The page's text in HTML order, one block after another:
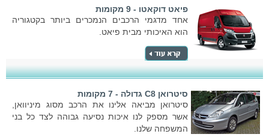
פיאט דוקאטו - 9 מקומות
אחד מדגמי הרכבים הנמכרים ביותר בקטגוריה
הוא האיכותי מבית פיאט.
סיטרואן C8 גדולה - 7 מקומות
סיטרואן מביאה אלינו את הרכב מסוג מיניוואן,
אשר מספק לנו איכות נסיעה גבוהה לצד כל בני
המשפחה שלנו.